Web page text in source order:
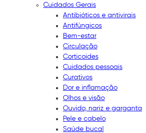
Cuidados Gerais
Antibióticos e antivirais
Antifúngicos
Bem-estar
Circulação
Corticoides
Cuidados pessoais
Curativos
Dor e inflamação
Olhos e visão
Ouvido, nariz e garganta
Pele e cabelo
Saúde bucal